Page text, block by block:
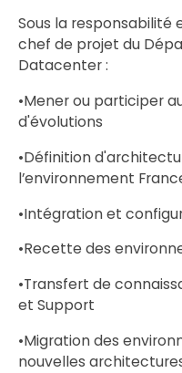
Sous la
chef de projet du
Datacenter :
•Mener ou participer
d'évolutions
•Définition
l’environnement
•Intégration et
•Recette des
•Transfert de
et Support
•Migration des
nouvelles